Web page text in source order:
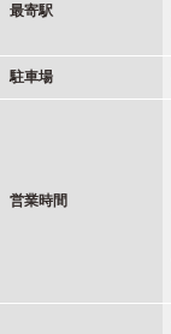
最寄駅
駐車場
営業時間